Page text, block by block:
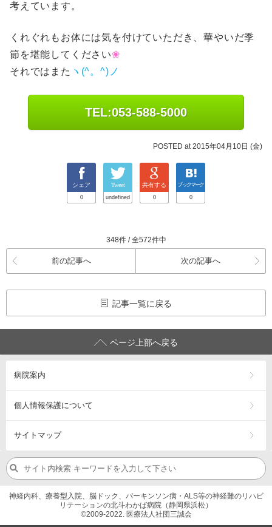
考えています。
くれぐれもお体には気を付けていただき、華やいだ季
節を堪能してください❀
それではまた ヽ(^。^)ノ
TEL:053-588-5000
POSTED at 2015年04月10日 (金)
シェア
0
Tweet
undefined
共有する
0
ブックマーク
0
348件 / 全572件中
前の記事へ 次の記事へ
記事一覧に戻る
ページ上部へ戻る
病院案内
個人情報保護について
サイトマップ
神経内科、療養型入院、脳ドック、パーキンソン病・ALS等の神経難のリハビ
リテーションの北斗わかば病院（静岡県浜松）
©2009-2022. 医療法人社団三誠会